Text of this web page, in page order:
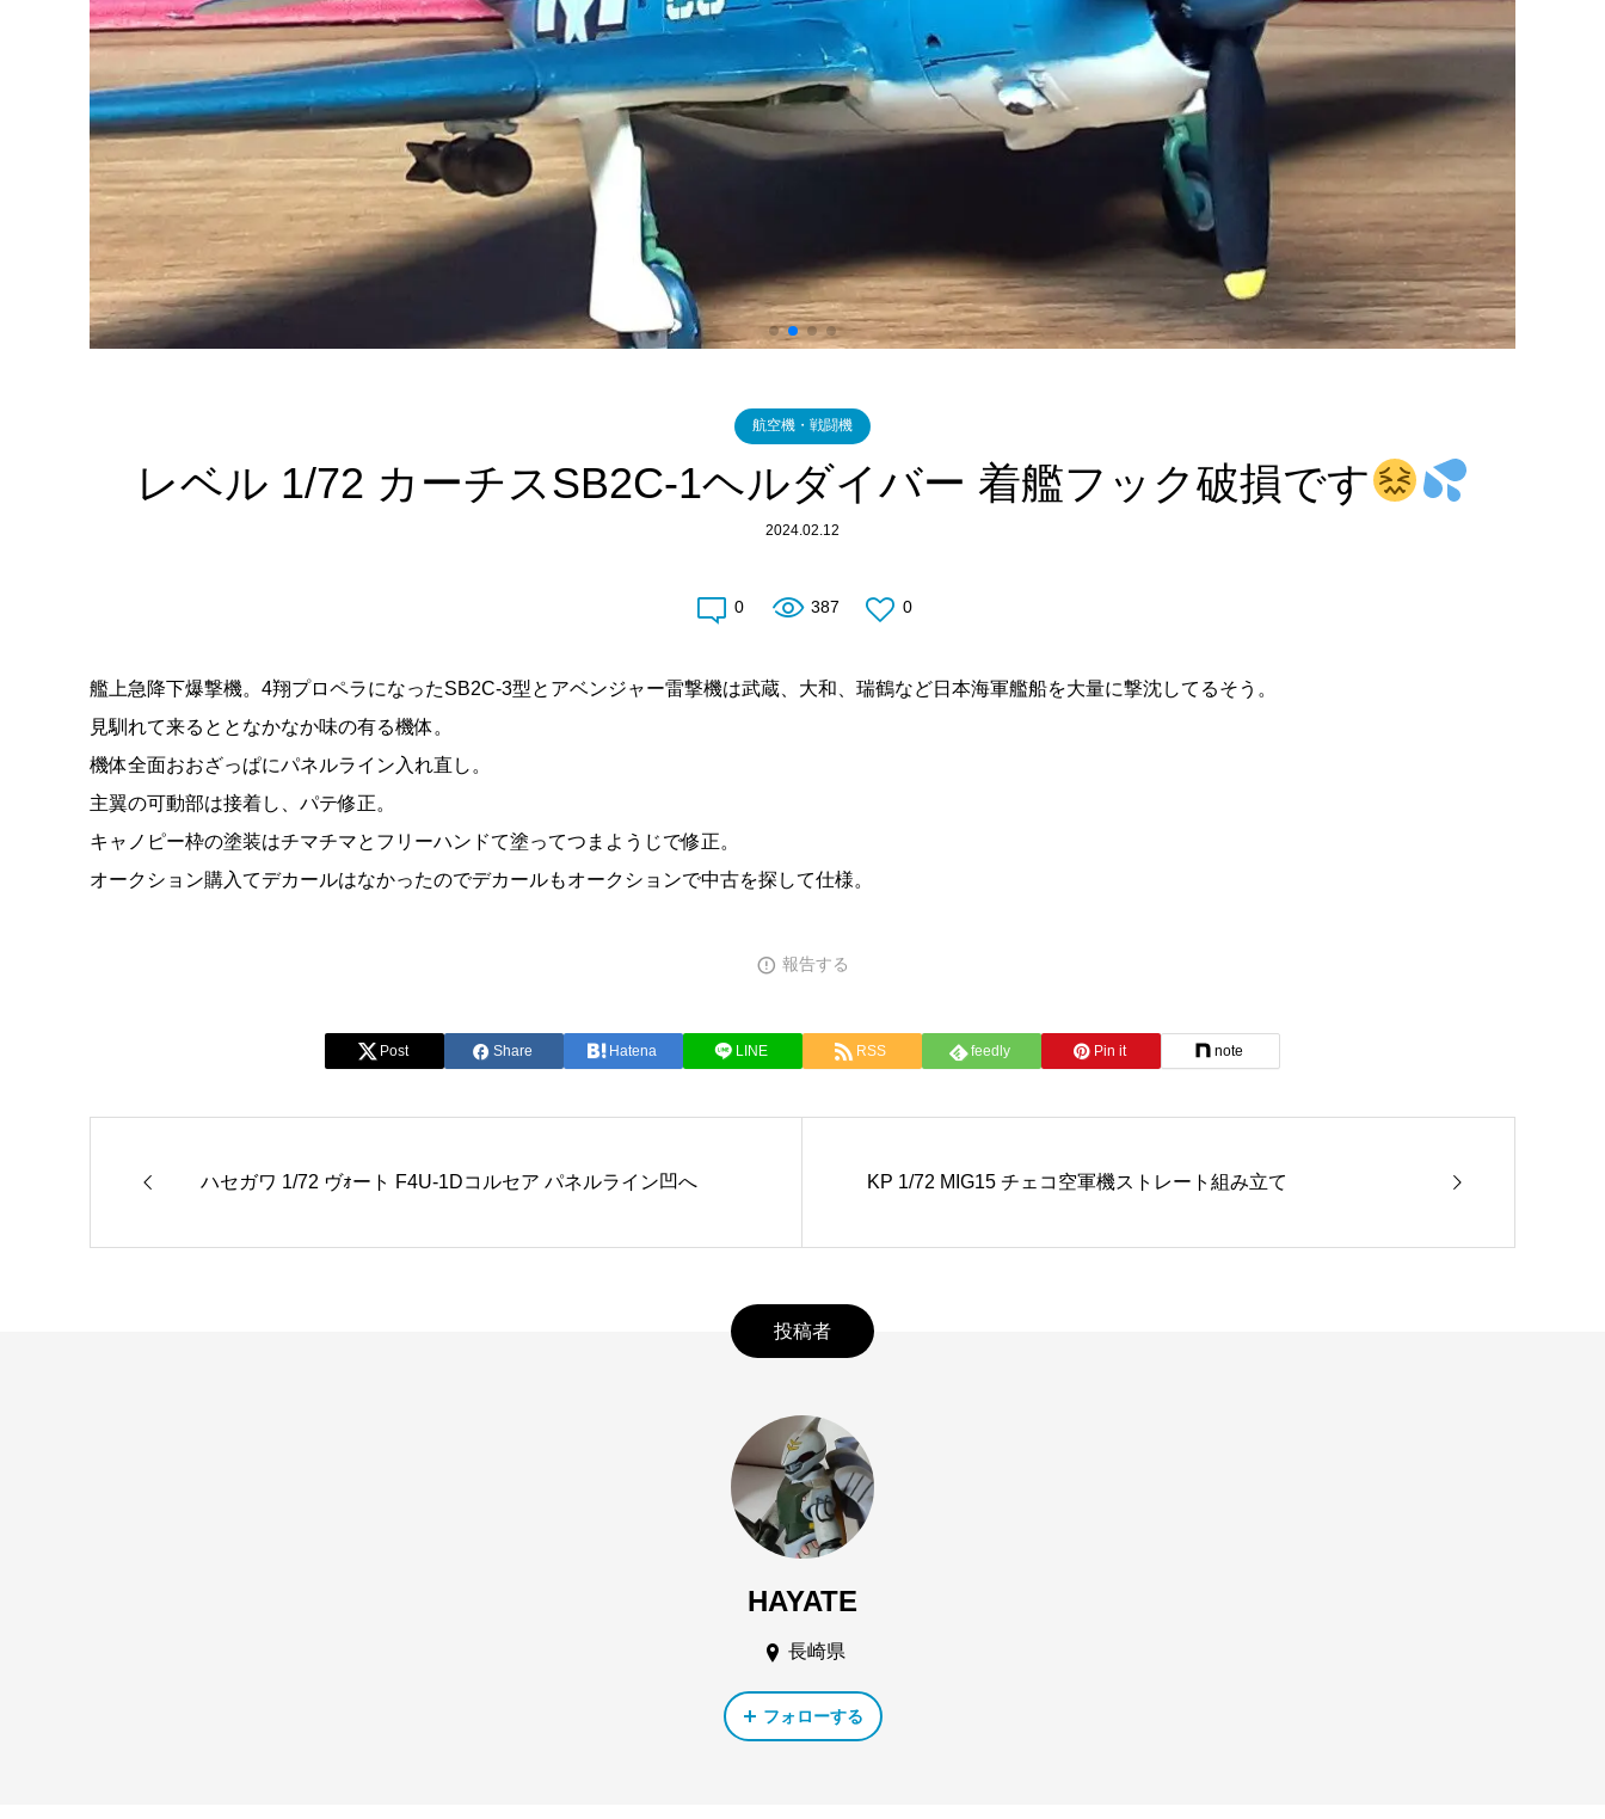
航空機・戦闘機
レベル 1/72 カーチスSB2C-1ヘルダイバー 着艦フック破損です
2024.02.12
0 387 0
艦上急降下爆撃機。4翔プロペラになったSB2C-3型とアベンジャー雷撃機は武蔵、大和、瑞鶴など日本海軍艦船を大量に撃沈してるそう。
見馴れて来るととなかなか味の有る機体。
機体全面おおざっぱにパネルライン入れ直し。
主翼の可動部は接着し、パテ修正。
キャノピー枠の塗装はチマチマとフリーハンドて塗ってつまようじで修正。
オークション購入てデカールはなかったのでデカールもオークションで中古を探して仕様。
報告する
Post Share Hatena LINE RSS feedly Pin it note
ハセガワ 1/72 ヴｫート F4U-1Dコルセア パネルライン凹へ KP 1/72 MIG15 チェコ空軍機ストレート組み立て
投稿者
HAYATE
長崎県
フォローする